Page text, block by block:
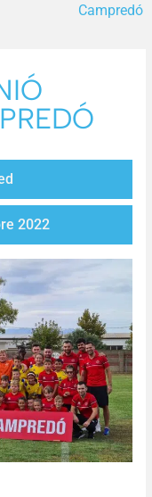
Campredó
2022